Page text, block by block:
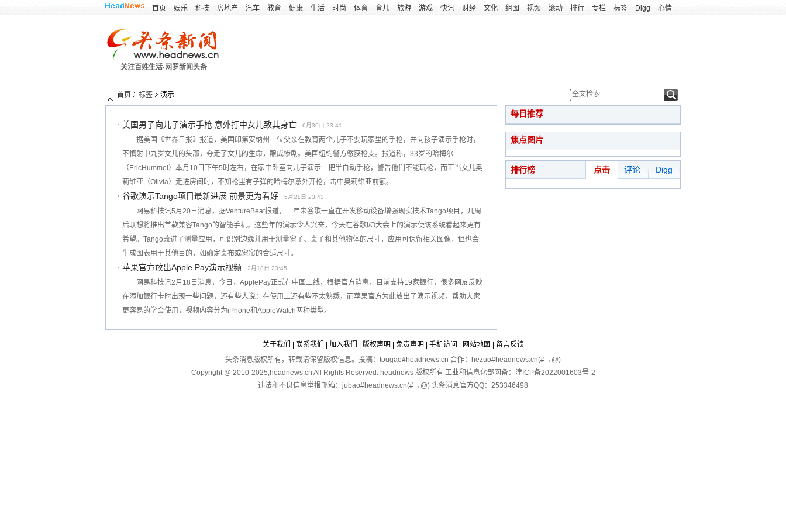
首页 娱乐 科技 房地产 汽车 教育 健康 生活 时尚 体育 育儿 旅游 游戏 快讯 财经 文化 组图 视频 滚动 排行 专栏 标签 Digg 心情
关注百姓生活·网罗新闻头条
首页 标签 演示
美国男子向儿子演示手枪 意外打中女儿致其身亡 6月30日 23:41
据美国《世界日报》报道，美国印第安纳州一位父亲在教育两个儿子不要玩家里的手枪，并向孩子演示手枪时，
不慎射中九岁女儿的头部，夺走了女儿的生命，酿成惨剧。美国纽约警方缴获枪支。报道称，33岁的哈梅尔
（EricHummel）本月10日下午5时左右，在家中卧室向儿子演示一把半自动手枪，警告他们不能玩枪，而正当女儿奥
莉维亚（Olivia）走进房间时，不知枪里有子弹的哈梅尔意外开枪，击中奥莉维亚前额。
谷歌演示Tango项目最新进展 前景更为看好 5月21日 23:43
网易科技讯5月20日消息，据VentureBeat报道，三年来谷歌一直在开发移动设备增强现实技术Tango项目，几周
后联想将推出首款兼容Tango的智能手机。这些年的演示令人兴奋，今天在谷歌I/O大会上的演示使该系统看起来更有
希望。Tango改进了测量应用，可识别边缘并用于测量窗子、桌子和其他物体的尺寸，应用可保留相关图像，但也会
生成图表用于其他目的，如确定桌布或窗帘的合适尺寸。
苹果官方放出Apple Pay演示视频 2月18日 23:45
网易科技讯2月18日消息，今日，ApplePay正式在中国上线，根据官方消息，目前支持19家银行，很多网友反映
在添加银行卡时出现一些问题，还有些人说：在使用上还有些不太熟悉，而苹果官方为此放出了演示视频，帮助大家
更容易的学会使用，视频内容分为iPhone和AppleWatch两种类型。
每日推荐
焦点图片
排行榜 点击 评论 Digg
关于我们 联系我们 加入我们 版权声明 免责声明 手机访问 网站地图
留言反馈
头条消息版权所有，转载请保留版权信息。投稿：tougao#headnews.cn 合作：hezuo#headnews.cn(#→@)
Copyright @ 2010-2025,headnews.cn All Rights Reserved. headnews 版权所有 工业和信息化部网备：津ICP备2022001603号-2
违法和不良信息举报邮箱：jubao#headnews.cn(#→@) 头条消息官方QQ：253346498